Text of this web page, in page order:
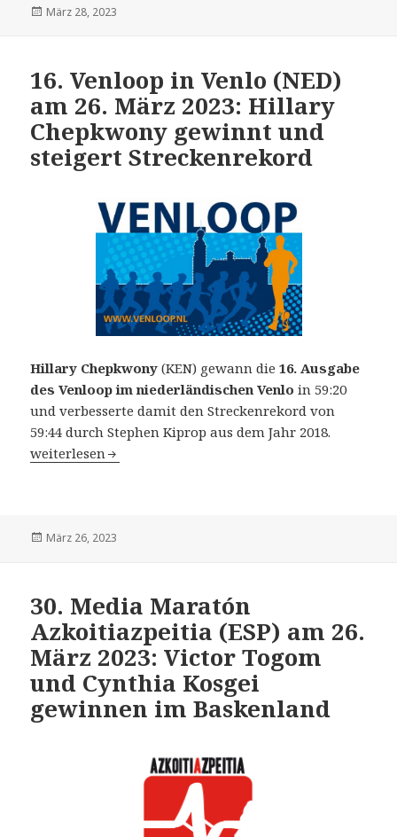
Veröffentlicht
März 28, 2023
16. Venloop in Venlo (NED)
am 26. März 2023: Hillary
Chepkwony gewinnt und
steigert Streckenrekord
Hillary Chepkwony (KEN) gewann die16. Ausgabe
des Venloop im niederländischen Venlo in 59:20
und verbesserte damit den Streckenrekord von
59:44 durch Stephen Kiprop aus dem Jahr 2018.
16. Venloop in Venlo (NED) am 26. März 2023: Hillary
weiterlesen
Veröffentlicht
März 26, 2023
30. Media Maratón
Azkoitiazpeitia (ESP) am 26.
März 2023: Victor Togom
und Cynthia Kosgei
gewinnen im Baskenland